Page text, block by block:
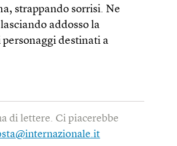
strappando sorrisi. Ne
addosso la
destinati a
di lettere. Ci piacerebbe